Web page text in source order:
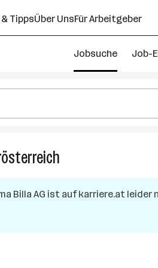
TippsÜber UnsFür Arbeitgeber
Jobsuche Job-
Verkäufer
Billa AG ist auf karriere.at leider